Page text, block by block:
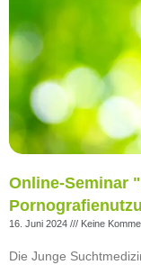
Online-Seminar
16. Juni 2024 Keine
Die Junge